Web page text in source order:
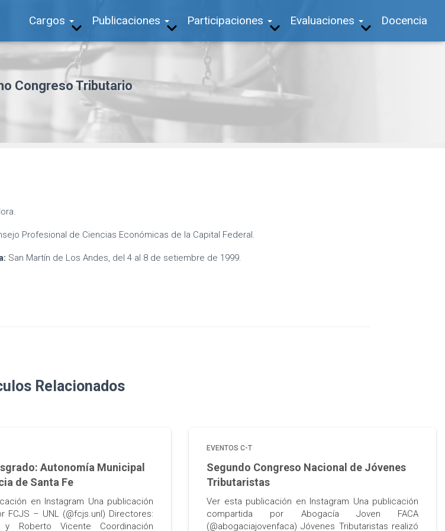
Cargos Publicaciones Participaciones Evaluaciones Docencia
Congreso Tributario
Profesional de Ciencias Económicas de la Capital Federal.
San Martín de Los Andes, del 4 al 8 de setiembre de 1999.
Relacionados
Autonomía Municipal
de Santa Fe
en Instagram Una publicación
FCJS – UNL (@fcjs.unl) Directores:
y Roberto Vicente Coordinación
EVENTOS C-T
Segundo Congreso Nacional de Jóvenes
Tributaristas
Ver esta publicación en Instagram Una publicación
compartida por Abogacía Joven FACA
(@abogaciajovenfaca) Jóvenes Tributaristas realizó